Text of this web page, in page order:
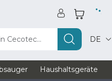
Cecotec... DE
Haushaltsgeräte